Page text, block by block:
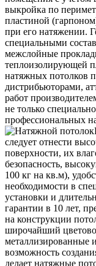
выкройка по
пластиной
при его натяжении.
специальными
межслойные
теплоизолирующей
натяжных потолков
дистрибьюторами,
работ
не только
профессиональных
следует отнести
поверхности, их
безопасность,
100 кг на кв.м),
необходимости в
установки и
гарантии в 10 лет,
на конструкции
широчайший
металлизированные
возможность
делает натяжные